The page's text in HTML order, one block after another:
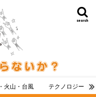
search
火山・台風 テクノロジー